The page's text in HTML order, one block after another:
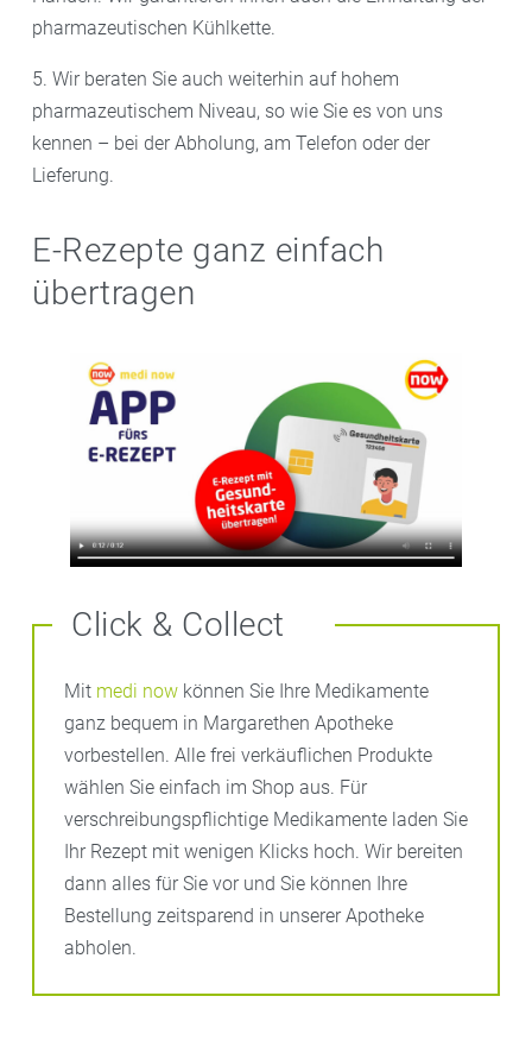
pharmazeutischen Kühlkette.
5. Wir beraten Sie auch weiterhin auf hohem
pharmazeutischem Niveau, so wie Sie es von uns
kennen – bei der Abholung, am Telefon oder der
Lieferung.
E-Rezepte ganz einfach
übertragen
Click & Collect
Mit medi now können Sie Ihre Medikamente
ganz bequem in Margarethen Apotheke
vorbestellen. Alle frei verkäuflichen Produkte
wählen Sie einfach im Shop aus. Für
verschreibungspflichtige Medikamente laden Sie
Ihr Rezept mit wenigen Klicks hoch. Wir bereiten
dann alles für Sie vor und Sie können Ihre
Bestellung zeitsparend in unserer Apotheke
abholen.